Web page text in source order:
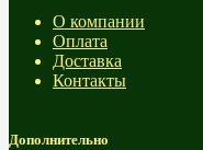
О компании
Оплата
Доставка
Контакты
Дополнительно